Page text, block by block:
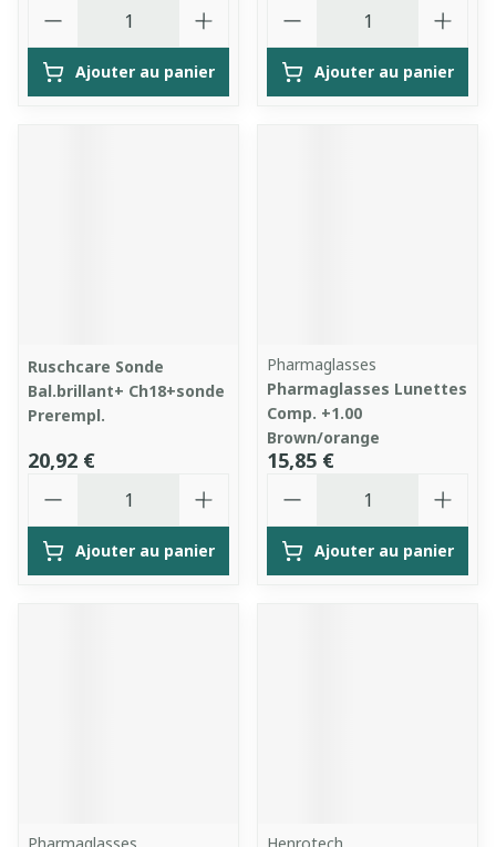
Ajouter au panier Ajouter au panier
Ruschcare Sonde
Bal.brillant+ Ch18+sonde
Prerempl.
20,92 €
Ajouter au panier
Pharmaglasses
Pharmaglasses Lunettes
Comp. +1.00
Brown/orange
15,85 €
Ajouter au panier